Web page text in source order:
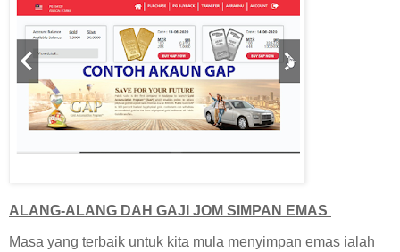
ALANG-ALANG DAH GAJI JOM SIMPAN EMAS
Masa yang terbaik untuk kita mula menyimpan emas ialah